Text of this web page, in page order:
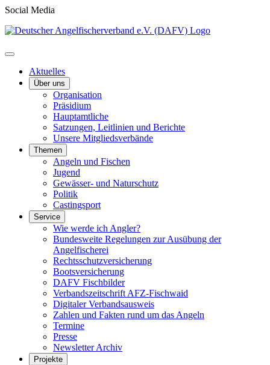
Social Media
Aktuelles
Über uns
Organisation
Präsidium
Hauptamtliche
Satzungen, Leitlinien und Berichte
Unsere Mitgliedsverbände
Themen
Angeln und Fischen
Jugend
Gewässer- und Naturschutz
Politik
Castingsport
Service
Wie werde ich Angler?
Bundesweite Regelungen zur Ausübung der
Angelfischerei
Rechtsschutzversicherung
Bootsversicherung
DAFV Fischbilder
Verbandszeitschrift AFZ-Fischwaid
Digitaler Verbandsausweis
Zahlen und Fakten rund um das Angeln
Termine
Presse
Newsletter Archiv
Projekte